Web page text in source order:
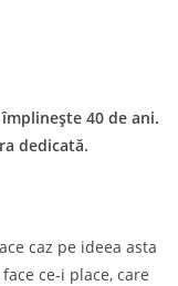
40 de ani.
dedicată.
caz pe ideea asta
ce-i place, care